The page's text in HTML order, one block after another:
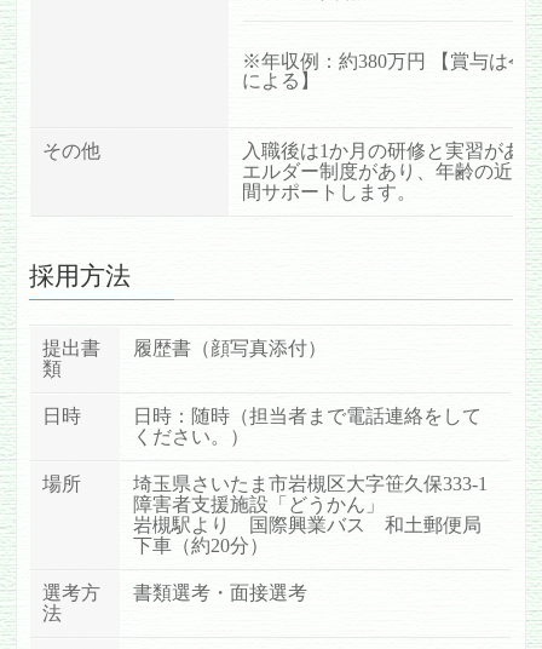
※年収例：約380万円 【賞与は令
による】
その他
入職後は1か月の研修と実習があ
エルダー制度があり、年齢の近い
間サポートします。
採用方法
提出書
類
履歴書（顔写真添付）
日時
日時：随時（担当者まで電話連絡をして
ください。）
場所
埼玉県さいたま市岩槻区大字笹久保333-1
障害者支援施設「どうかん」
岩槻駅より 国際興業バス 和土郵便局
下車（約20分）
選考方
法
書類選考・面接選考